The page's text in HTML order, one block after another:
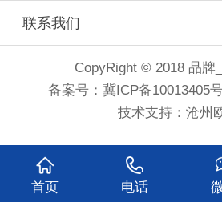
联系我们
CopyRight © 2018 品牌
备案号： 冀ICP备10013405
技术支持：沧州
首页 电话